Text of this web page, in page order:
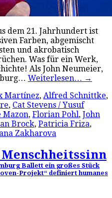
dem 21. Jahrhundert ist
Farben, abgemischt
und akrobatisch
Was für ein Werk,
Als John Neumeier,
Weiterlesen… →
Martínez, Alfred Schnittke,
, Cat Stevens / Yusuf
Mazon, Florian Pohl, John
Brock, Patricia Friza,
Zakharova
Ballett ein großes Stück
Projekt“ definiert humanes